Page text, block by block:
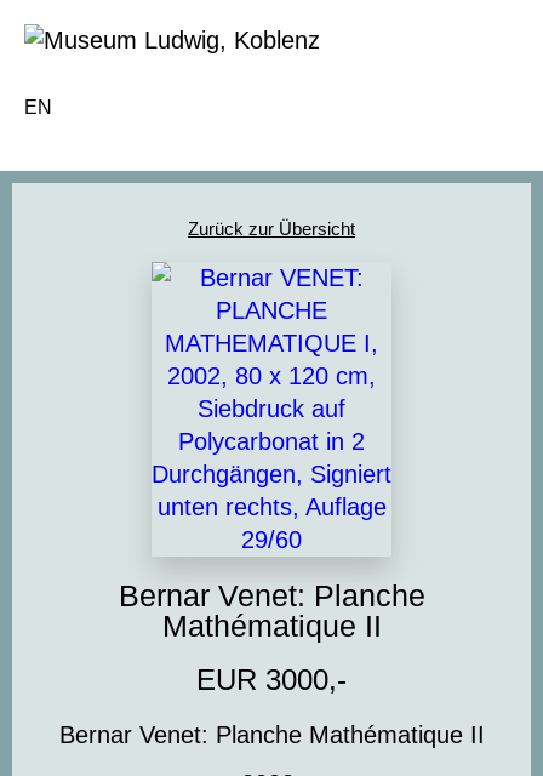
EN
Zurück zur Übersicht
Bernar Venet: Planche
Mathématique II
EUR 3000,-
Bernar Venet: Planche Mathématique II